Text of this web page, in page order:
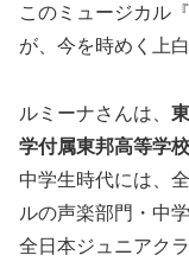
このミュージカル
が、今を時めく上
ルミーナさんは、
学付属東邦高等学校
中学生時代には、
ルの声楽部門・中
全日本ジュニアク